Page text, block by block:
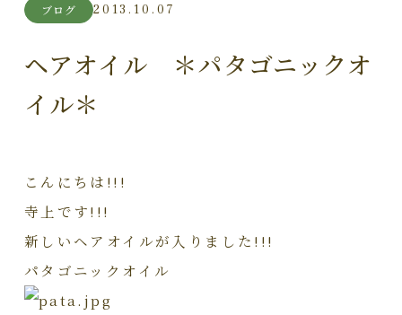
ブログ 2013.10.07
ヘアオイル ＊パタゴニックオ
イル＊
こんにちは!!!
寺上です!!!
新しいヘアオイルが入りました!!!
パタゴニックオイル